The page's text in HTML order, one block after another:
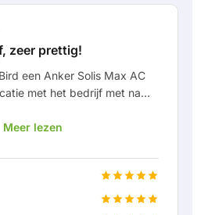
zeer prettig!
een Anker Solis Max AC
met het bedrijf met name
hoogte gehouden van
werd er zelfs een gratis
aangeboden om de thuis
een vaste verbinding aan
Meer lezen